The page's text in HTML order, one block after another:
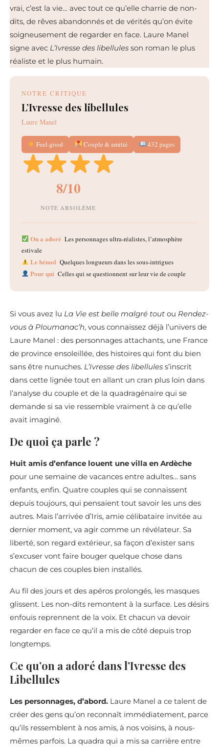
vrai, c’est la vie… avec tout ce qu’elle charrie de non-
dits, de rêves abandonnés et de vérités qu’on évite
soigneusement de regarder en face. Laure Manel
signe avec L’Ivresse des libellules son roman le plus
réaliste et le plus humain.
NOTRE CRITIQUE
L’Ivresse des libellules
Laure Manel
Feel-good Couple & amitié 432 pages
8/10
NOTE ABSOLÈME
On a adoréLes personnages ultra-réalistes, l’atmosphère
estivale
Le bémol Quelques longueurs dans les sous-intrigues
Pour qui Celles qui se questionnent sur leur vie de couple
Si vous avez lu La Vie est belle malgré tout ou Rendez-
vous à Ploumanac’h, vous connaissez déjà l’univers de
Laure Manel : des personnages attachants, une France
de province ensoleillée, des histoires qui font du bien
sans être nunuches. L’Ivresse des libellules s’inscrit
dans cette lignée tout en allant un cran plus loin dans
l’analyse du couple et de la quadragénaire qui se
demande si sa vie ressemble vraiment à ce qu’elle
avait imaginé.
De quoi ça parle ?
Huit amis d’enfance louent une villa en Ardèche
pour une semaine de vacances entre adultes… sans
enfants, enfin. Quatre couples qui se connaissent
depuis toujours, qui pensaient tout savoir les uns des
autres. Mais l’arrivée d’Iris, amie célibataire invitée au
dernier moment, va agir comme un révélateur. Sa
liberté, son regard extérieur, sa façon d’exister sans
s’excuser vont faire bouger quelque chose dans
chacun de ces couples bien installés.
Au fil des jours et des apéros prolongés, les masques
glissent. Les non-dits remontent à la surface. Les désirs
enfouis reprennent de la voix. Et chacun va devoir
regarder en face ce qu’il a mis de côté depuis trop
longtemps.
Ce qu’on a adoré dans l’Ivresse des
Libellules
Les personnages, d’abord. Laure Manel a ce talent de
créer des gens qu’on reconnaît immédiatement, parce
qu’ils ressemblent à nos amis, à nos voisins, à nous-
mêmes parfois. La quadra qui a mis sa carrière entre